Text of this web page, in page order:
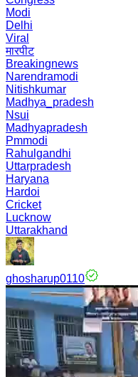
Modi
Delhi
Viral
मारपीट
Breakingnews
Narendramodi
Nitishkumar
Madhya_pradesh
Nsui
Madhyapradesh
Pmmodi
Rahulgandhi
Uttarpradesh
Haryana
Hardoi
Cricket
Lucknow
Uttarakhand
ghosharup0110